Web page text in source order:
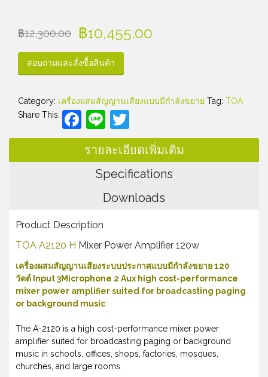
฿12,300.00 ฿10,455.00
สอบถามและสั่งซื้อสินค้า
Category: เครื่องผสมสัญญานเสียงแบบมีกำลังขยาย Tag: TOA
Share This:
Facebook
Line
รายละเอียดเพิ่มเติม
Specifications
Downloads
Product Description
TOA A2120 H Mixer Power Amplifier 120w
เครื่องผสมสัญญานเสียงระบบประกาศแบบมีกำลังขยาย 120
วัตต์ Input 3Microphone 2 Aux high cost-performance
mixer power amplifier suited for broadcasting paging
or background music
The A-2120 is a high cost-performance mixer power
amplifier suited for broadcasting paging or background
music in schools, offices, shops, factories, mosques,
churches, and large rooms.